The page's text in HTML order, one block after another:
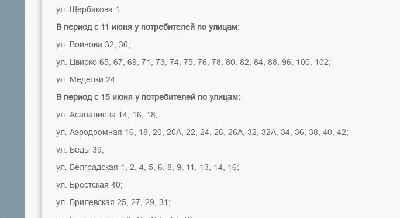
ул. Щербакова 1.
В период с 11 июня у потребителей по улицам:
ул. Воинова 32, 36;
ул. Цвирко 65, 67, 69, 71, 73, 74, 75, 76, 78, 80, 82, 84, 88, 96, 100, 102;
ул. Меделки 24.
В период с 15 июня у потребителей по улицам:
ул. Асаналиева 14, 16, 18;
ул. Аэродромная 16, 18, 20, 20А, 22, 24, 26, 26А, 32, 32А, 34, 36, 38, 40, 42;
ул. Беды 39;
ул. Белградская 1, 2, 4, 5, 6, 8, 9, 11, 13, 14, 16;
ул. Брестская 40;
ул. Брилевская 25, 27, 29, 31;